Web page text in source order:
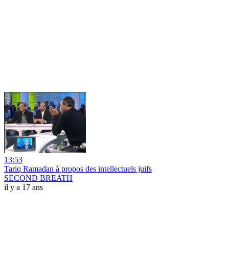
13:53
Tariq Ramadan à propos des intellectuels juifs
SECOND BREATH
il y a 17 ans